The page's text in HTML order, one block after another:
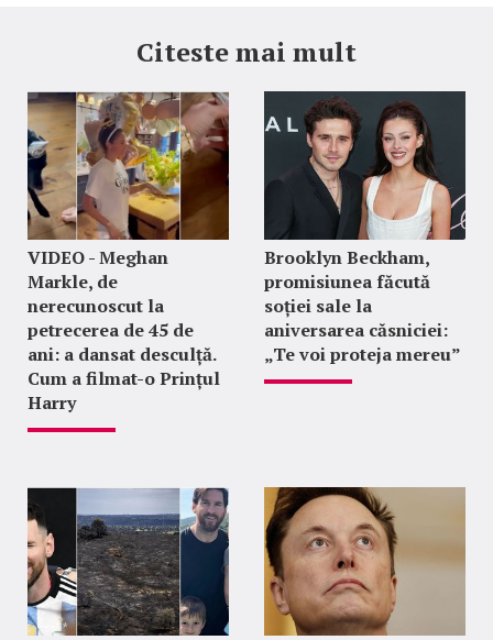
Citeste mai mult
VIDEO - Meghan
Markle, de
nerecunoscut la
petrecerea de 45 de
ani: a dansat desculță.
Cum a filmat-o Prințul
Harry
Brooklyn Beckham,
promisiunea făcută
soției sale la
aniversarea căsniciei:
„Te voi proteja mereu”